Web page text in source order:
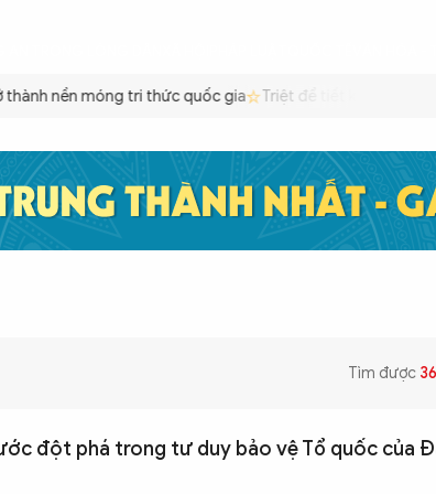
nền móng tri thức quốc gia Triệt để tiết kiệm xăng
Tìm được
đột phá trong tư duy bảo vệ Tổ quốc của